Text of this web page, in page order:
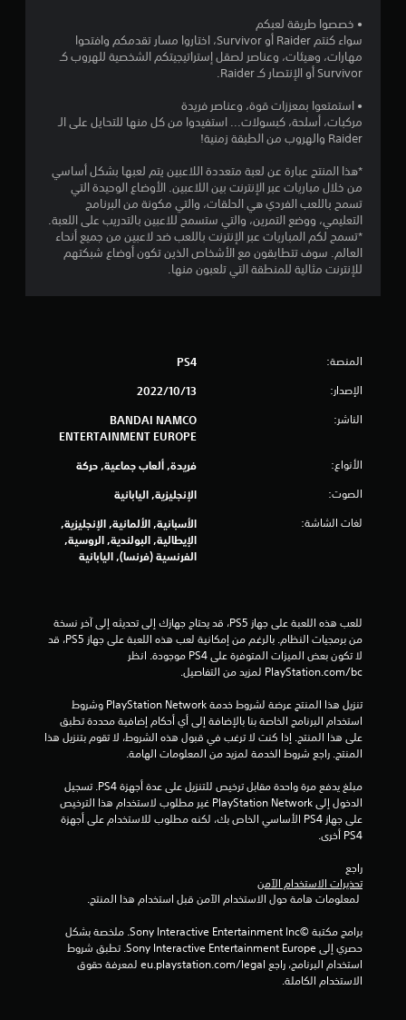
م
ا
ي
1
2
2
ل
ت
ي
ا
• خصصوا طريقة لعبكم
سواء كنتم Raider أو Survivor، اختاروا مسار تقدمكم وافتحوا
مهارات، وهيئات، وعناصر لصقل إستراتيجيتكم الشخصية للهروب كـ
Survivor أو الإنتصار كـ Raider.
• استمتعوا بمعززات قوة، وعناصر فريدة
مركبات، أسلحة، كبسولات... استفيدوا من كل منها للتحايل على الـ
Raider والهروب من الطبقة زمنية!
*هذا المنتج عبارة عن لعبة متعددة اللاعبين يتم لعبها بشكل أساسي
من خلال مباريات عبر الإنترنت بين اللاعبين. الأوضاع الوحيدة التي
تسمح باللعب الفردي هي الحلقات، والتي مكونة من البرنامج
التعليمي، ووضع التمرين، والتي ستسمح للاعبين بالتدريب على اللعبة.
*تسمح لكم المباريات عبر الإنترنت باللعب ضد لاعبين من جميع أنحاء
العالم. سوف تتطابقون مع الأشخاص الذين تكون أوضاع شبكتهم
للإنترنت مثالية للمنطقة التي تلعبون منها.
المنصة: PS4
الإصدار: 13‏/10‏/2022
الناشر:
BANDAI NAMCO
ENTERTAINMENT EUROPE
الأنواع: فريدة, ألعاب جماعية, حركة
الصوت: الإنجليزية, اليابانية
لغات الشاشة:
الأسبانية, الألمانية, الإنجليزية,
الإيطالية, البولندية, الروسية,
الفرنسية (فرنسا), اليابانية
‎PlayStation.com/bc لمزيد من التفاصيل.
المنتج. راجع شروط الخدمة لمزيد من المعلومات الهامة.
PS4 أخرى.
راجع
تحذيرات الاستخدام الآمن
الاستخدام الكاملة.